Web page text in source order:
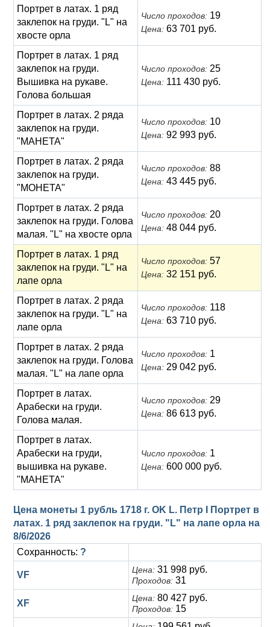
Портрет в латах. 1 ряд
заклепок на груди. "L" на
хвосте орла
Число проходов: 19
Цена: 63 701 руб.
Портрет в латах. 1 ряд
заклепок на груди.
Вышивка на рукаве.
Голова большая
Число проходов: 25
Цена: 111 430 руб.
Портрет в латах. 2 ряда
заклепок на груди.
"МАНЕТА"
Число проходов: 10
Цена: 92 993 руб.
Портрет в латах. 2 ряда
заклепок на груди.
"МОНЕТА"
Число проходов: 88
Цена: 43 445 руб.
Портрет в латах. 2 ряда
заклепок на груди. Голова
малая. "L" на хвосте орла
Число проходов: 20
Цена: 48 044 руб.
Портрет в латах. 1 ряд
заклепок на груди. "L" на
лапе орла
Число проходов: 57
Цена: 32 151 руб.
Портрет в латах. 2 ряда
заклепок на груди. "L" на
лапе орла
Число проходов: 118
Цена: 63 710 руб.
Портрет в латах. 2 ряда
заклепок на груди. Голова
малая. "L" на лапе орла
Число проходов: 1
Цена: 29 042 руб.
Портрет в латах.
Арабески на груди.
Голова малая.
Число проходов: 29
Цена: 86 613 руб.
Портрет в латах.
Арабески на груди,
вышивка на рукаве.
"МАНЕТА"
Число проходов: 1
Цена: 600 000 руб.
Цена монеты 1 рубль 1718 г. OK L. Петр I Портрет в
латах. 1 ряд заклепок на груди. "L" на лапе орла на
8/6/2026
Сохранность: ?
VF Цена: 31 998 руб.
Проходов: 31
XF Цена: 80 427 руб.
Проходов: 15